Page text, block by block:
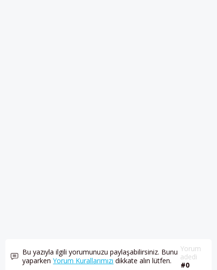
Bu yazıyla ilgili yorumunuzu paylaşabilirsiniz. Bunu
yaparkenYorum Kurallarımızı dikkate alın lütfen.
Yorum
adedi
#0